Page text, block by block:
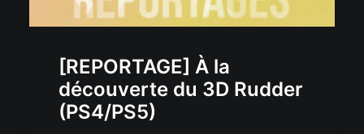
[REPORTAGE] À la
découverte du 3D Rudder
(PS4/PS5)